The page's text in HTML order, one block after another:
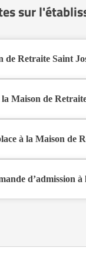
sur
de Retraite Saint
Maison de
à la Maison de
d’admission
nécessaires.